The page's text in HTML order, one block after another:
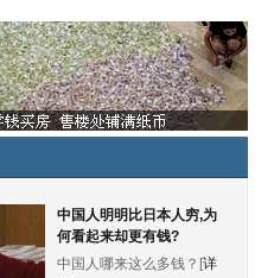
中国人明明比日本人穷,为
何看起来却更有钱?
中国人哪来这么多钱？[详